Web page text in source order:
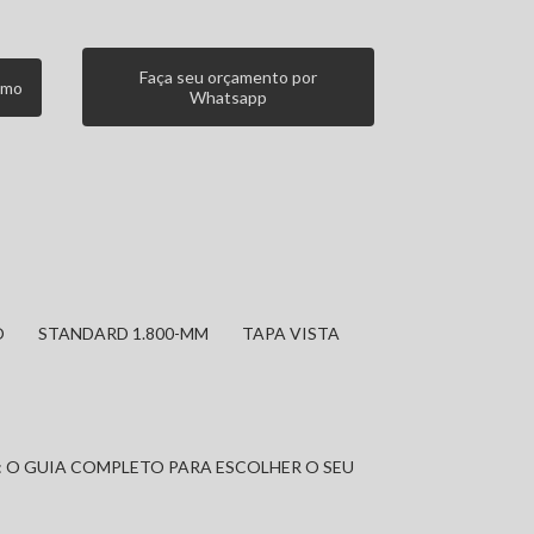
Faça seu orçamento por
Whatsapp
STANDARD 1.800-MM TAPA VISTA
GUIA COMPLETO PARA ESCOLHER O SEU